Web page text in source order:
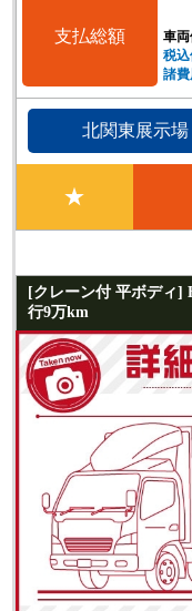
支払総額 車
税
諸費
北関東展示場
★
[クレーン付 平ボディ]
行9万km